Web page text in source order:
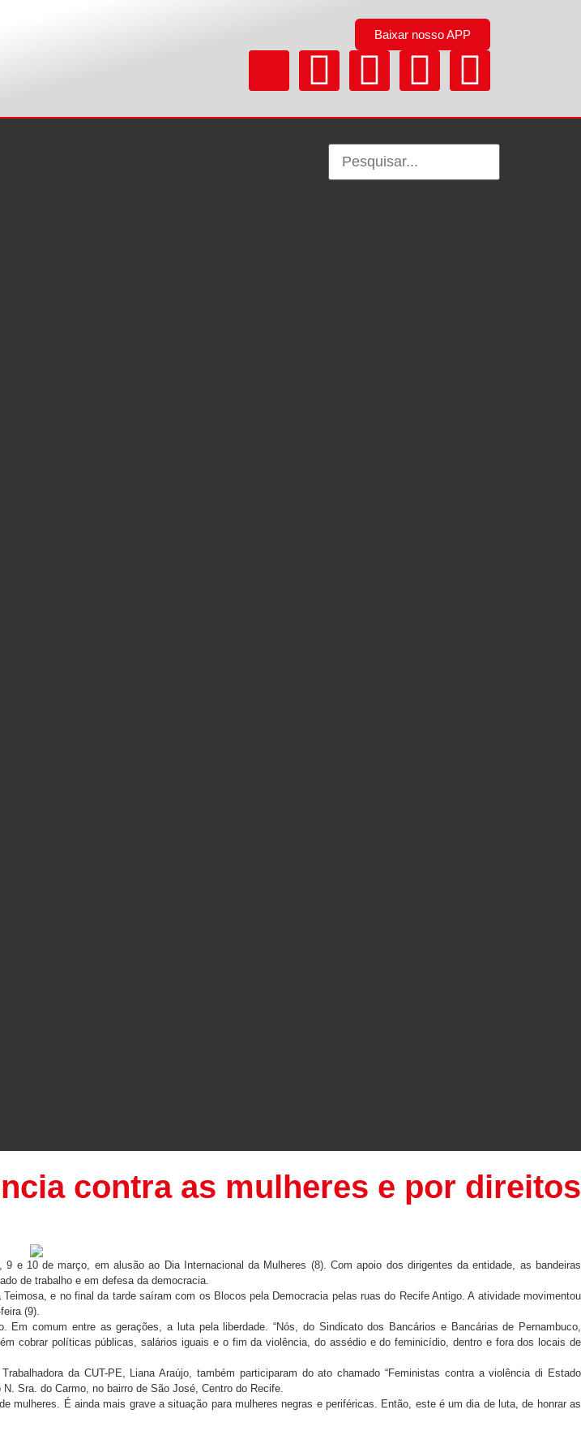
Baixar nosso APP
contra as mulheres e por direitos
e 10 de março, em alusão ao Dia Internacional da Mulheres (8). Com apoio dos dirigentes da entidade, as bandeiras
de trabalho e em defesa da democracia.
e no final da tarde saíram com os Blocos pela Democracia pelas ruas do Recife Antigo. A atividade movimentou
(9).
comum entre as gerações, a luta pela liberdade. “Nós, do Sindicato dos Bancários e Bancárias de Pernambuco,
cobrar políticas públicas, salários iguais e o fim da violência, do assédio e do feminicídio, dentro e fora dos locais de
da CUT-PE, Liana Araújo, também participaram do ato chamado “Feministas contra a violência di Estado
Sra. do Carmo, no bairro de São José, Centro do Recife.
É ainda mais grave a situação para mulheres negras e periféricas. Então, este é um dia de luta, de honrar as